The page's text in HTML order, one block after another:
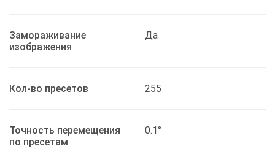
Замораживание
изображения
Да
Кол-во пресетов 255
Точность перемещения
по пресетам
0.1°